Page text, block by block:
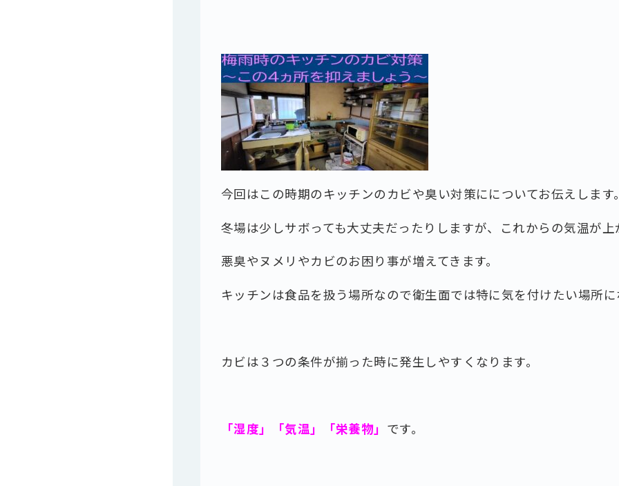
今回はこの時期のキッチンのカビや臭い対策にについてお伝えします
冬場は少しサボっても大丈夫だったりしますが、これからの気温が
悪臭やヌメリやカビのお困り事が増えてきます。
キッチンは食品を扱う場所なので衛生面では特に気を付けたい場所
カビは３つの条件が揃った時に発生しやすくなります。
「湿度」「気温」「栄養物」 です。